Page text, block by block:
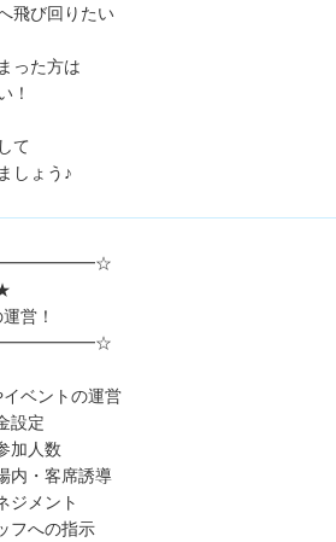
飛び回りたい
った方は
！
て
しょう♪
営！
ベントの運営
設定
加人数
内・客席誘導
ジメント
フへの指示